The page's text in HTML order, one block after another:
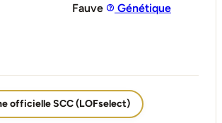
Fauve
Génétique
officielle SCC (LOFselect)